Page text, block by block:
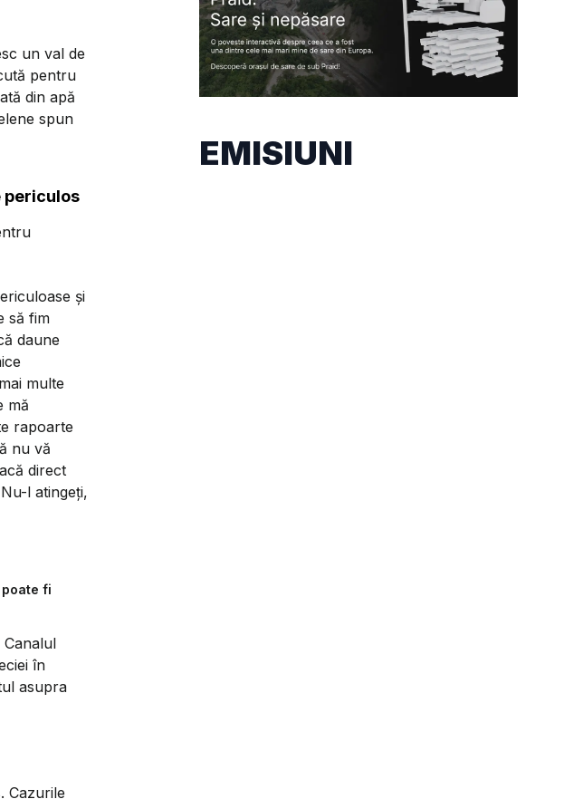
un val de
pentru
din apă
spun
periculos
și
să fim
daune
multe
mă
rapoarte
nu vă
direct
l atingeți,
fi
în
asupra
Cazurile
EMISIUNI